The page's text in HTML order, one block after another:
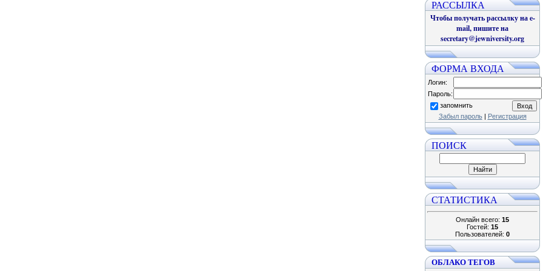
РАССЫЛКА
Чтобы получать рассылку на e-
mail, пишите на
secretary@jewniversity.org
ФОРМА ВХОДА
Логин:
Пароль:
запомнить
Забыл пароль| Регистрация
ПОИСК
СТАТИСТИКА
Онлайн всего: 15
Гостей: 15
Пользователей: 0
ОБЛАКО ТЕГОВ